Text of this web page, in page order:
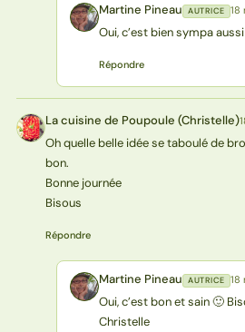
MP Martine Pineau AUTRICE 18
Oui, c’est bien sympa
Répondre
L( La cuisine de Poupoule (Christelle)
Oh quelle belle idée se taboulé de
bon.
Bonne journée
Bisous
Répondre
MP Martine Pineau AUTRICE 18
Oui, c’est bon et sain 🙂
Christelle